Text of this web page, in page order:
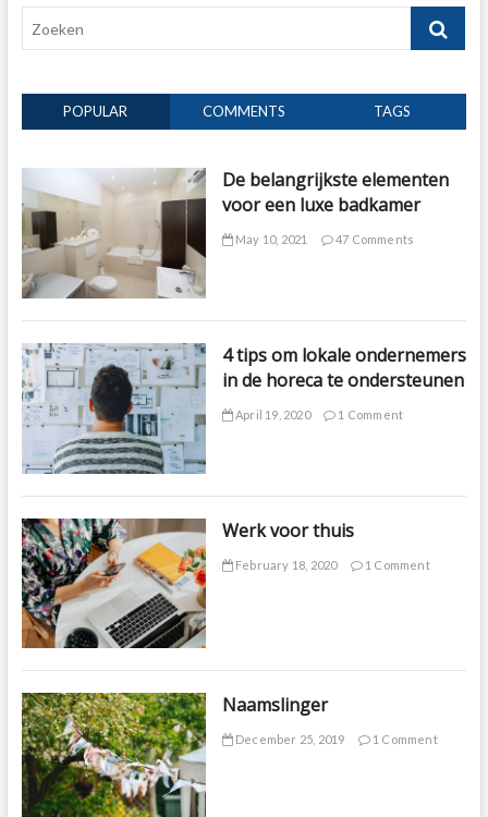
Zoeken
POPULAR COMMENTS TAGS
De belangrijkste elementen
voor een luxe badkamer
May 10, 2021 47 Comments
4 tips om lokale ondernemers
in de horeca te ondersteunen
April 19, 2020 1 Comment
Werk voor thuis
February 18, 2020 1 Comment
Naamslinger
December 25, 2019 1 Comment